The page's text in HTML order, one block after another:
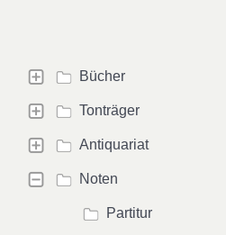
Bücher
Tonträger
Antiquariat
Noten
Partitur